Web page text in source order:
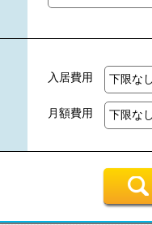
入居費用
月額費用